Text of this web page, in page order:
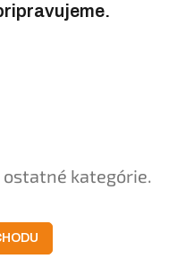
kategórie.